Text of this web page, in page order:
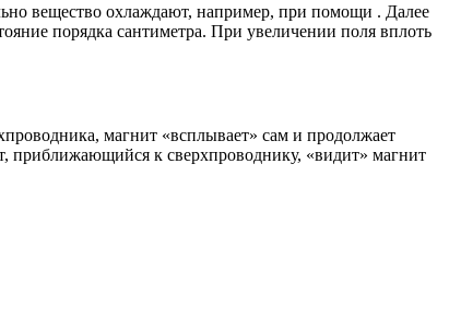
вещество охлаждают, например, при помощи . Далее
порядка сантиметра. При увеличении поля вплоть
магнит «всплывает» сам и продолжает
приближающийся к сверхпроводнику, «видит» магнит